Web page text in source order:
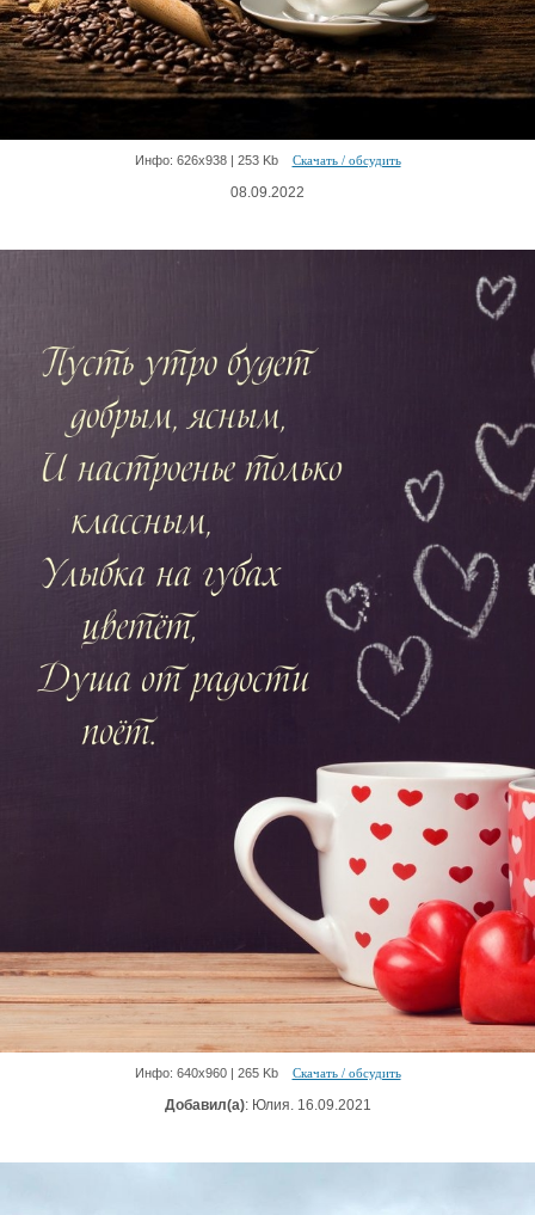
Инфо: 626х938 | 253 Kb Скачать / обсудить
08.09.2022
Инфо: 640х960 | 265 Kb Скачать / обсудить
Добавил(а): Юлия. 16.09.2021